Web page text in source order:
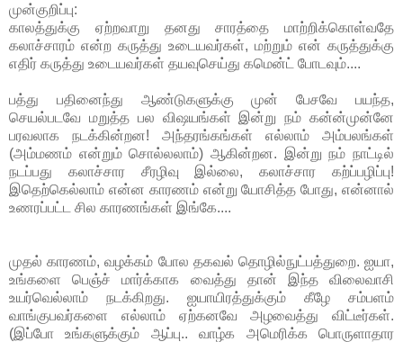
முன்குறிப்பு:
காலத்துக்கு ஏற்றவாறு தனது சாரத்தை மாற்றிக்கொள்வதே
கலாச்சாரம் என்ற கருத்து உடையவர்கள், மற்றும் என் கருத்துக்கு
எதிர் கருத்து உடையவர்கள் தயவுசெய்து கமென்ட் போடவும்....
பத்து பதினைந்து ஆண்டுகளுக்கு முன் பேசவே பயந்த,
செயல்படவே மறுத்த பல விஷயங்கள் இன்று நம் கன்ன்முன்னே
பரவலாக நடக்கின்றன! அந்தரங்கங்கள் எல்லாம் அம்பலங்கள்
(அம்மணம் என்றும் சொல்லலாம்) ஆகின்றன. இன்று நம் நாட்டில்
நடப்பது கலாச்சார சீரழிவு இல்லை, கலாச்சார கற்ப்பழிப்பு!
இதெற்கெல்லாம் என்ன காரணம் என்று யோசித்த போது, என்னால்
உணரப்பட்ட சில காரணங்கள் இங்கே....
முதல் காரணம், வழக்கம் போல தகவல் தொழில்நுட்பத்துறை. ஐயா,
உங்களை பெஞ்ச் மார்க்காக வைத்து தான் இந்த விலைவாசி
உயர்வெல்லாம் நடக்கிறது. ஐயாயிரத்துக்கும் கீழே சம்பளம்
வாங்குபவர்களை எல்லாம் ஏற்கனவே அழவைத்து விட்டீர்கள்.
(இப்போ உங்களுக்கும் ஆப்பு.. வாழ்க அமெரிக்க பொருளாதார